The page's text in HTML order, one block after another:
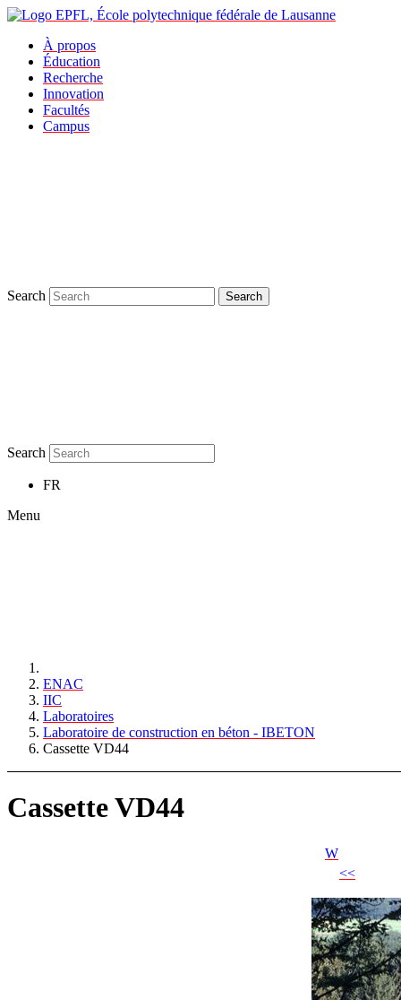
À propos
Éducation
Recherche
Innovation
Facultés
Campus
Search Search
Search
FR
Menu
ENAC
IIC
Laboratoires
Laboratoire de construction en béton - IBETON
Cassette VD44
Cassette VD44
W
<<